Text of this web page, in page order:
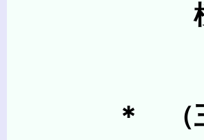
桜に見ほ
信玄直筆
＊ （三光亭